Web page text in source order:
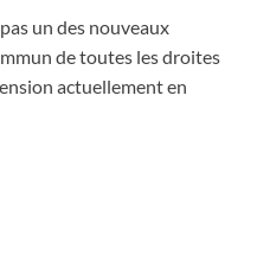
un des nouveaux
de toutes les droites
actuellement en